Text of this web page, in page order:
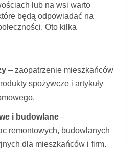
lub na wsi warto
będą odpowiadać na
Oto kilka
– zaopatrzenie mieszkańców
spożywcze i artykuły
i budowlane–
remontowych, budowlanych
dla mieszkańców i firm.